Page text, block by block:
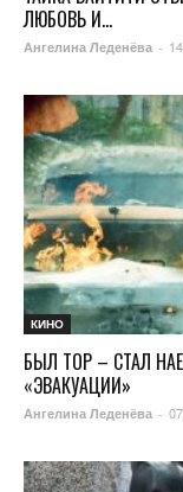
ЛЮБОВЬ И...
Ангелина Леденёва -
КИНО
БЫЛ ТОР – СТАЛ
«ЭВАКУАЦИИ»
Ангелина Леденёва -